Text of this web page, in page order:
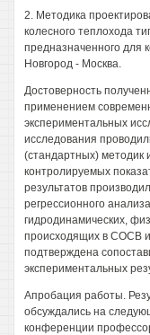
2. Методика
колесного теплохода
предназначенного для
Новгород - Москва.
Достоверность
применением
экспериментальных
исследования
(стандартных) методик
контролируемых
результатов
регрессионного
гидродинамических,
происходящих в СОСВ
подтверждена
экспериментальных
Апробация работы.
обсуждались на
конференции